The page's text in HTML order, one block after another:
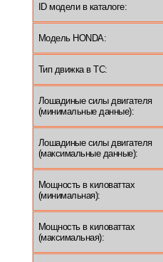
ID модели в каталоге:
Модель HONDA:
Тип движка в ТС:
Лошадиные силы двигателя
(минимальные данные):
Лошадиные силы двигателя
(максимальные данные):
Мощность в киловаттах
(минимальная):
Мощность в киловаттах
(максимальная):